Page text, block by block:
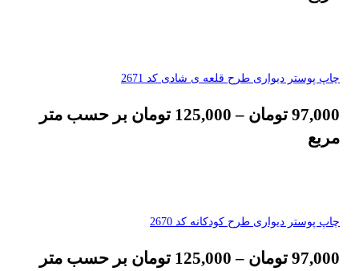
چاپ پوستر دیواری طرح قلعه ی شادی کد 2671
97,000 تومان –
125,000 تومان بر حسب متر
مربع
چاپ پوستر دیواری طرح کودکانه کد 2670
97,000 تومان –
125,000 تومان بر حسب متر